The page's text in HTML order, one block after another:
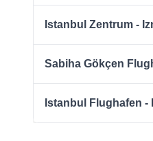
Istanbul Zentrum -
Sabiha Gökçen
Istanbul Flughafen -